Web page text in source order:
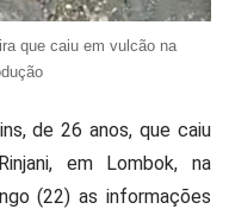
que caiu em vulcão na
de 26 anos, que caiu
em Lombok, na
(22) as informações